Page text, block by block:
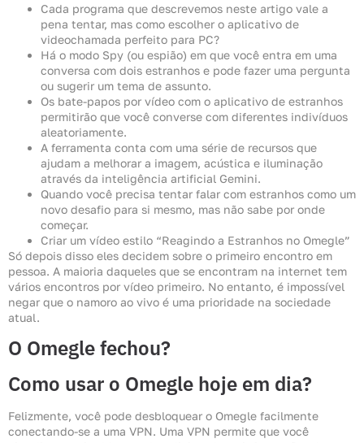
Cada programa que descrevemos neste artigo vale a
pena tentar, mas como escolher o aplicativo de
videochamada perfeito para PC?
Há o modo Spy (ou espião) em que você entra em uma
conversa com dois estranhos e pode fazer uma pergunta
ou sugerir um tema de assunto.
Os bate-papos por vídeo com o aplicativo de estranhos
permitirão que você converse com diferentes indivíduos
aleatoriamente.
A ferramenta conta com uma série de recursos que
ajudam a melhorar a imagem, acústica e iluminação
através da inteligência artificial Gemini.
Quando você precisa tentar falar com estranhos como um
novo desafio para si mesmo, mas não sabe por onde
começar.
Criar um vídeo estilo “Reagindo a Estranhos no Omegle”
Só depois disso eles decidem sobre o primeiro encontro em
pessoa. A maioria daqueles que se encontram na internet tem
vários encontros por vídeo primeiro. No entanto, é impossível
negar que o namoro ao vivo é uma prioridade na sociedade
atual.
O Omegle fechou?
Como usar o Omegle hoje em dia?
Felizmente, você pode desbloquear o Omegle facilmente
conectando-se a uma VPN. Uma VPN permite que você